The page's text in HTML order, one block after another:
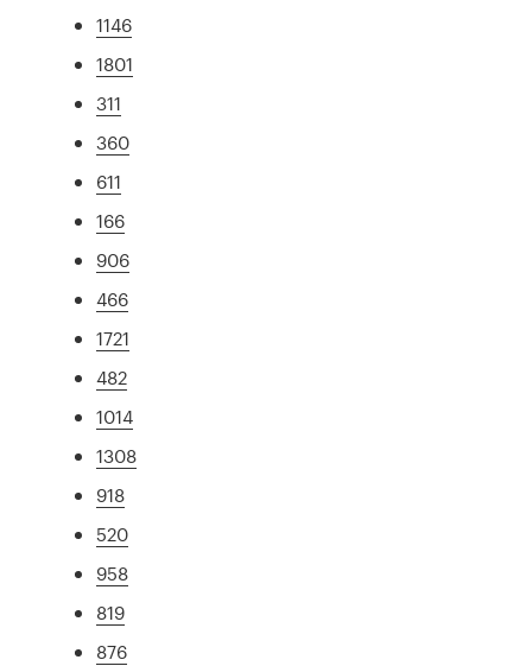
1146
1801
311
360
611
166
906
466
1721
482
1014
1308
918
520
958
819
876